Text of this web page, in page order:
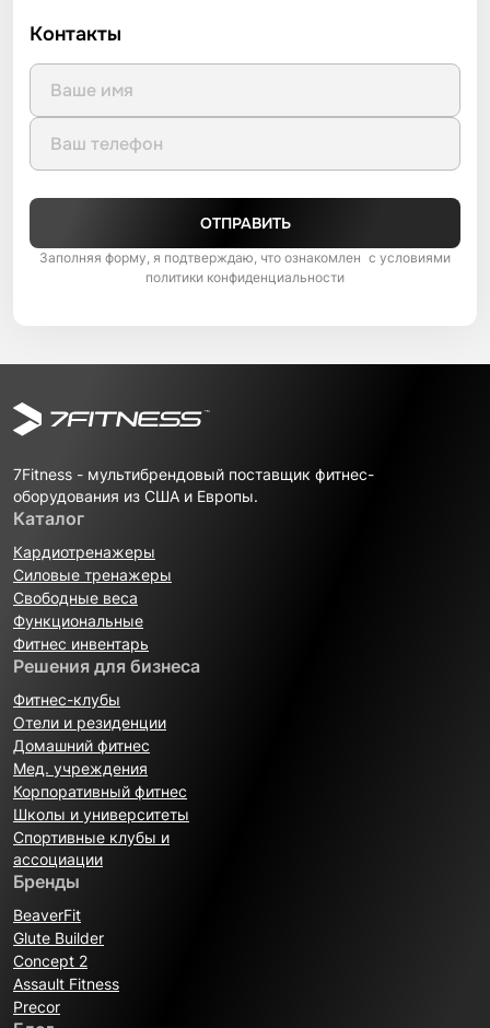
Контакты
ОТПРАВИТЬ
Заполняя форму, я подтверждаю, что ознакомлен с условиями
политики конфиденциальности
7Fitness - мультибрендовый поставщик фитнес-
оборудования из США и Европы.
Каталог
Кардиотренажеры
Силовые тренажеры
Свободные веса
Функциональные
Фитнес инвентарь
Решения для бизнеса
Фитнес-клубы
Отели и резиденции
Домашний фитнес
Мед. учреждения
Корпоративный фитнес
Школы и университеты
Спортивные клубы и
ассоциации
Бренды
BeaverFit
Glute Builder
Concept 2
Assault Fitness
Precor